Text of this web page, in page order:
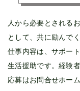
人から必要とされる
として、共に励んで
仕事内容は、サポー
生活援助です。経験
応募はお問合せホー